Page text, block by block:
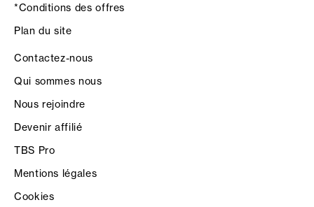
*Conditions des offres
Plan du site
Contactez-nous
Qui sommes nous
Nous rejoindre
Devenir affilié
TBS Pro
Mentions légales
Cookies